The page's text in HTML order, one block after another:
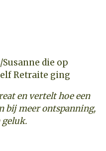
en vertelt hoe een
bij meer ontspanning,
geluk.